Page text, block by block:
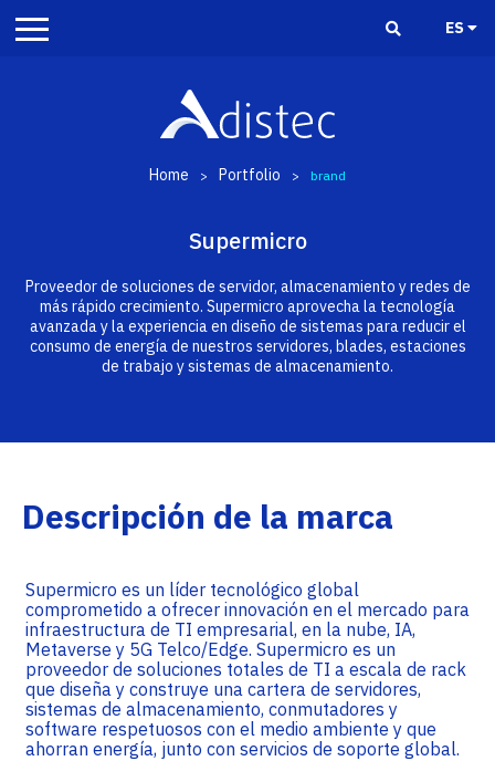
ES
Home > Portfolio > brand
Supermicro
Proveedor de soluciones de servidor, almacenamiento y redes de
más rápido crecimiento. Supermicro aprovecha la tecnología
avanzada y la experiencia en diseño de sistemas para reducir el
consumo de energía de nuestros servidores, blades, estaciones
de trabajo y sistemas de almacenamiento.
Descripción de la marca
Supermicro es un líder tecnológico global
comprometido a ofrecer innovación en el mercado para
infraestructura de TI empresarial, en la nube, IA,
Metaverse y 5G Telco/Edge. Supermicro es un
proveedor de soluciones totales de TI a escala de rack
que diseña y construye una cartera de servidores,
sistemas de almacenamiento, conmutadores y
software respetuosos con el medio ambiente y que
ahorran energía, junto con servicios de soporte global.